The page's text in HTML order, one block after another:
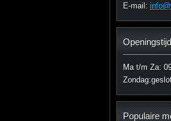
E-mail:
Ma t/m Za:
Populaire